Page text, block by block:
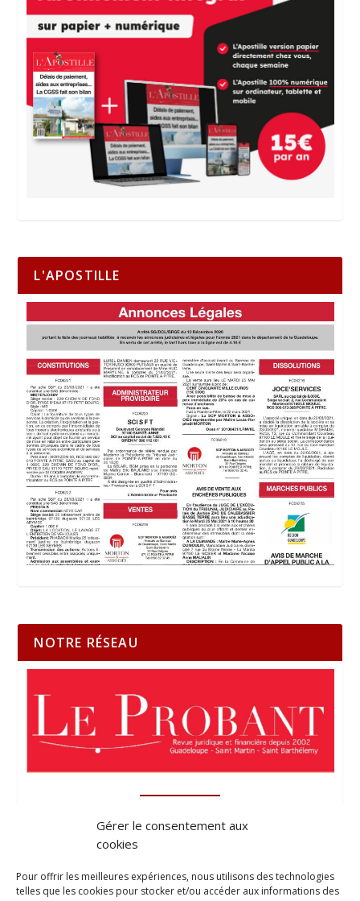
Gérer le consentement aux
cookies
Pour offrir les meilleures expériences, nous utilisons des technologies
telles que les cookies pour stocker et/ou accéder aux informations des
L'APOSTILLE
NOTRE RÉSEAU